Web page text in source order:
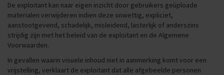
De exploitant kan naar eigen inzicht door gebruikers geüploade
materialen verwijderen indien deze onwettig, expliciet,
aanstootgevend, schadelijk, misleidend, lasterlijk of anderszins
strijdig zijn met het beleid van de exploitant en de Algemene
Voorwaarden.
In gevallen waarin visuele inhoud niet in aanmerking komt voor een
vrijstelling, verklaart de exploitant dat alle afgebeelde personen